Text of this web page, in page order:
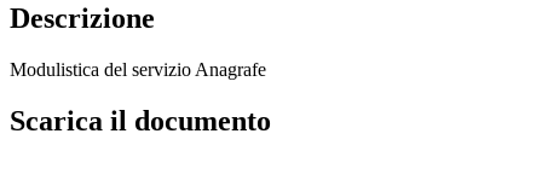
Descrizione
Modulistica del servizio Anagrafe
Scarica il documento